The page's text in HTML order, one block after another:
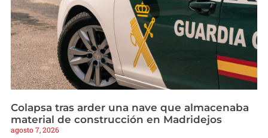
Colapsa tras arder una nave que almacenaba
material de construcción en Madridejos
agosto 7, 2026